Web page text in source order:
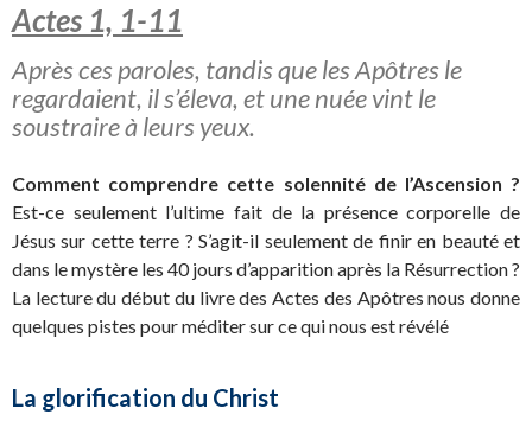
Actes 1, 1-11
Après ces paroles, tandis que les Apôtres le
regardaient, il s’éleva, et une nuée vint le
soustraire à leurs yeux.
Comment comprendre cette solennité de l’Ascension ?
Est-ce seulement l’ultime fait de la présence corporelle de
Jésus sur cette terre ? S’agit-il seulement de finir en beauté et
dans le mystère les 40 jours d’apparition après la Résurrection ?
La lecture du début du livre des Actes des Apôtres nous donne
quelques pistes pour méditer sur ce qui nous est révélé
La glorification du Christ